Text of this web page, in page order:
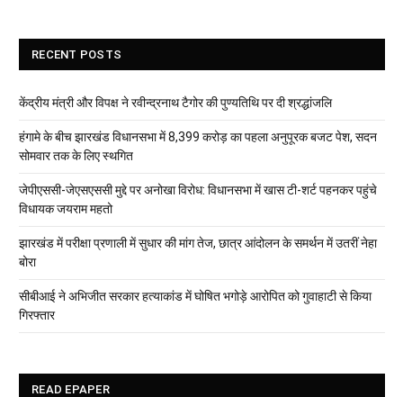
RECENT POSTS
केंद्रीय मंत्री और विपक्ष ने रवीन्द्रनाथ टैगोर की पुण्यतिथि पर दी श्रद्धांजलि
हंगामे के बीच झारखंड विधानसभा में 8,399 करोड़ का पहला अनुपूरक बजट पेश, सदन
सोमवार तक के लिए स्थगित
जेपीएससी-जेएसएससी मुद्दे पर अनोखा विरोध: विधानसभा में खास टी-शर्ट पहनकर पहुंचे
विधायक जयराम महतो
झारखंड में परीक्षा प्रणाली में सुधार की मांग तेज, छात्र आंदोलन के समर्थन में उतरीं नेहा
बोरा
सीबीआई ने अभिजीत सरकार हत्याकांड में घोषित भगोड़े आरोपित को गुवाहाटी से किया
गिरफ्तार
READ EPAPER